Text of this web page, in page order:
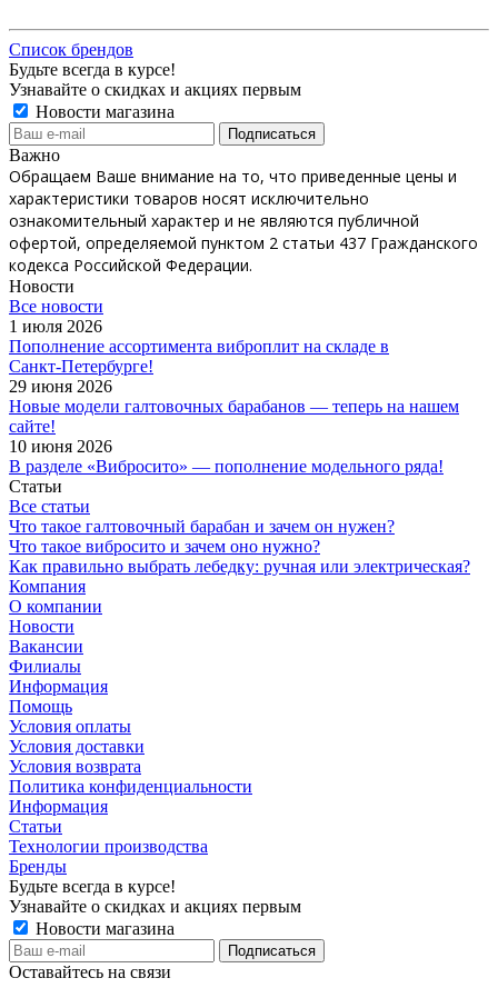
Список брендов
Будьте всегда в курсе!
Узнавайте о скидках и акциях первым
Новости магазина
Важно
Обращаем Ваше внимание на то, что приведенные цены и
характеристики товаров носят исключительно
ознакомительный характер и не являются публичной
офертой, определяемой пунктом 2 статьи 437 Гражданского
кодекса Российской Федерации.
Новости
Все новости
1 июля 2026
Пополнение ассортимента виброплит на складе в
Санкт‑Петербурге!
29 июня 2026
Новые модели галтовочных барабанов — теперь на нашем
сайте!
10 июня 2026
В разделе «Вибросито» — пополнение модельного ряда!
Статьи
Все статьи
Что такое галтовочный барабан и зачем он нужен?
Что такое вибросито и зачем оно нужно?
Как правильно выбрать лебедку: ручная или электрическая?
Компания
О компании
Новости
Вакансии
Филиалы
Информация
Помощь
Условия оплаты
Условия доставки
Условия возврата
Политика конфиденциальности
Информация
Статьи
Технологии производства
Бренды
Будьте всегда в курсе!
Узнавайте о скидках и акциях первым
Новости магазина
Оставайтесь на связи